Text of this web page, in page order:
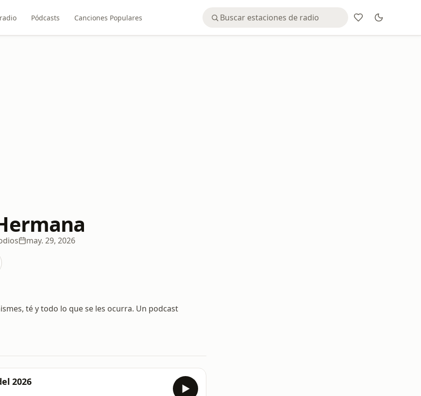
Pódcasts Canciones Populares
may. 29, 2026
té y todo lo que se les ocurra. Un podcast
2026